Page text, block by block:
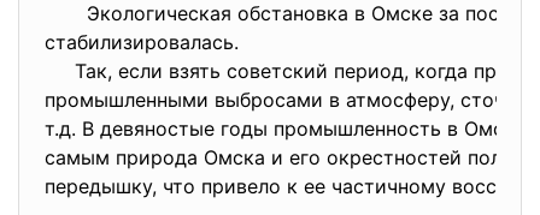
Экологическая обстановка в Омске за
стабилизировалась.
Так, если взять советский период, когда
промышленными выбросами в атмосферу,
т.д. В девяностые годы промышленность в Омске
самым природа Омска и его окрестностей
передышку, что привело к ее частичному